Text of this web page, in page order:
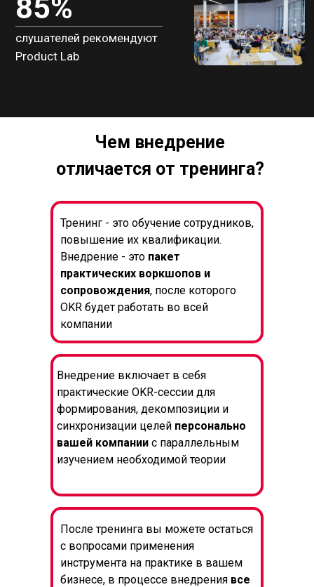
Чем внедрение
отличается от тренинга?
Тренинг - это обучение сотрудников,
повышение их квалификации.
Внедрение - это пакет
практических воркшопов и
сопровождения, после которого
OKR будет работать во всей
компании
Внедрение включает в себя
практические OKR-сессии для
формирования, декомпозиции и
синхронизации целей персонально
вашей компании с параллельным
изучением необходимой теории
После тренинга вы можете остаться
с вопросами применения
инструмента на практике в вашем
бизнесе, в процессе внедрения все